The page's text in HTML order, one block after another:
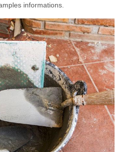
informations.